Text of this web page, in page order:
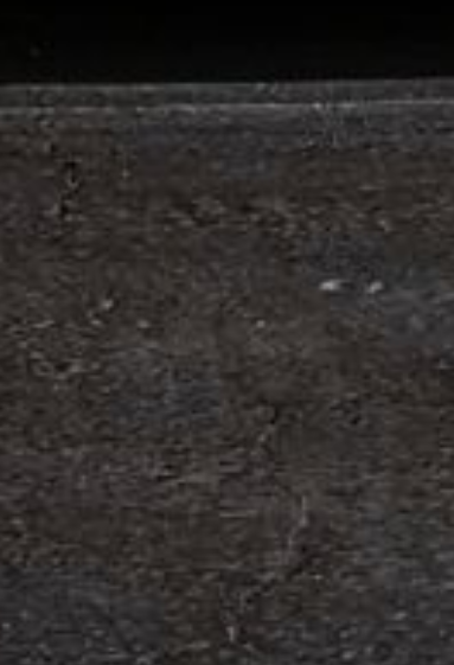
ledning
att anställa Malin Bergman som HR-chef och María